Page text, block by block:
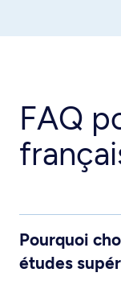
FAQ
Pourquoi
études